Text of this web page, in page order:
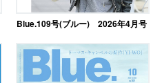
Blue.109号(ブルー) 2026年4月号